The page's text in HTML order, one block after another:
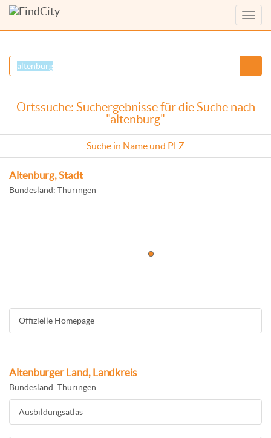
Menü
Ortssuche: Suchergebnisse für die Suche nach
"altenburg"
Suche in Name und PLZ
Altenburg, Stadt
Bundesland: Thüringen
Offizielle Homepage
Altenburger Land, Landkreis
Bundesland: Thüringen
Ausbildungsatlas